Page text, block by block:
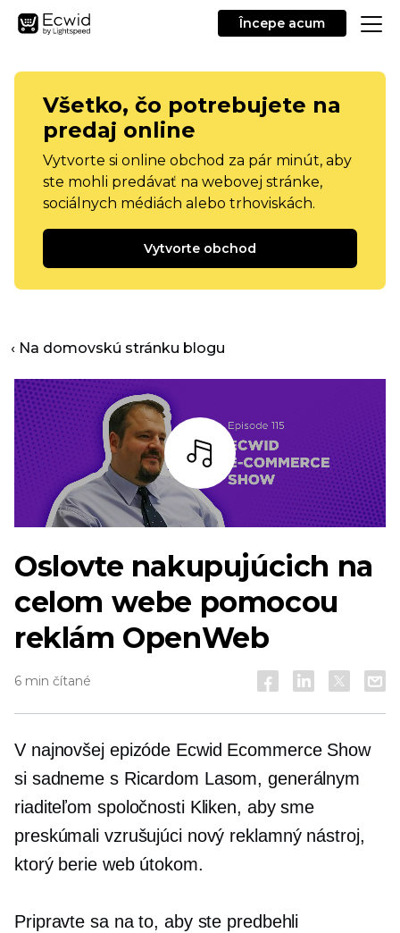
Începe acum
Všetko, čo potrebujete na
predaj online
Vytvorte si online obchod za pár minút, aby
ste mohli predávať na webovej stránke,
sociálnych médiách alebo trhoviskách.
Vytvorte obchod
‹ Na domovskú stránku blogu
počúvať
Oslovte nakupujúcich na
celom webe pomocou
reklám OpenWeb
6 min čítané
V najnovšej epizóde Ecwid Ecommerce Show
si sadneme s Ricardom Lasom, generálnym
riaditeľom spoločnosti Kliken, aby sme
preskúmali vzrušujúci nový reklamný nástroj,
ktorý berie web útokom.
Pripravte sa na to, aby ste predbehli